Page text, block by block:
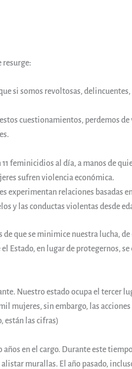
resurge:
si somos revoltosas,
cuestionamientos, perdemos
feminicidios al día, a manos de
sufren violencia económica.
experimentan relaciones basadas
y las conductas violentas desde
de que se minimice nuestra lucha,
Estado, en lugar de protegernos,
Nuestro estado ocupa el tercer
mujeres, sin embargo, las
están las cifras)
en el cargo. Durante este
murallas. El año pasado,